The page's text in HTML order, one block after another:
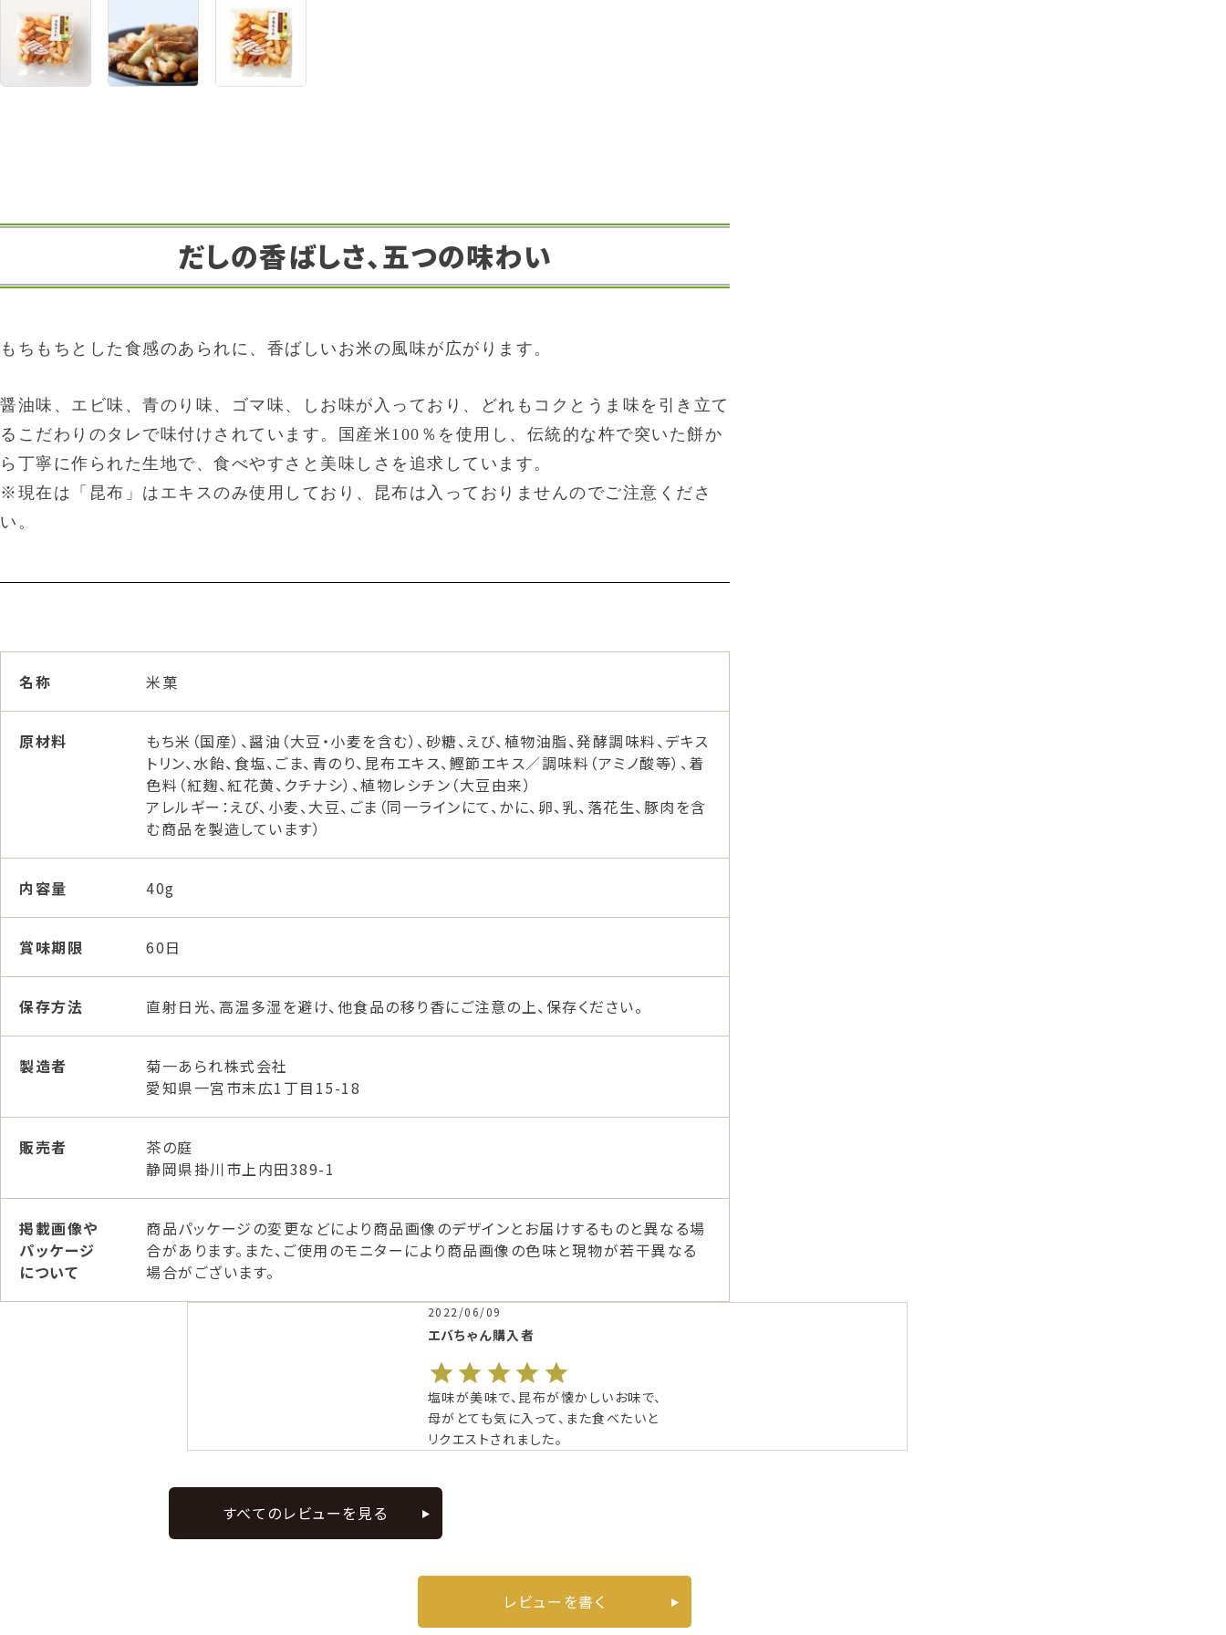
だしの香ばしさ、五つの味わい
もちもちとした食感のあられに、香ばしいお米の風味が広がります。
醤油味、エビ味、青のり味、ゴマ味、しお味が入っており、どれもコクとうま味を引き立て
るこだわりのタレで味付けされています。国産米100％を使用し、伝統的な杵で突いた餅か
ら丁寧に作られた生地で、食べやすさと美味しさを追求しています。
※現在は「昆布」はエキスのみ使用しており、昆布は入っておりませんのでご注意くださ
い。
名称 米菓
原材料
もち米（国産）、醤油（大豆・小麦を含む）、砂糖、えび、植物油脂、発酵調味料、デキス
トリン、水飴、食塩、ごま、青のり、昆布エキス、鰹節エキス／調味料（アミノ酸等）、着
色料（紅麹、紅花黄、クチナシ）、植物レシチン（大豆由来）
アレルギー：えび、小麦、大豆、ごま（同一ラインにて、かに、卵、乳、落花生、豚肉を含
む商品を製造しています）
内容量 40g
賞味期限 60日
保存方法 直射日光、高温多湿を避け、他食品の移り香にご注意の上、保存ください。
製造者
菊一あられ株式会社
愛知県一宮市末広1丁目15-18
販売者
茶の庭
静岡県掛川市上内田389-1
掲載画像や
パッケージ
について
商品パッケージの変更などにより商品画像のデザインとお届けするものと異なる場
合があります。また、ご使用のモニターにより商品画像の色味と現物が若干異なる
場合がございます。
エバちゃん購入者
2022/06/09
塩味が美味で、昆布が懐かしいお味で、
母がとても気に入って、また食べたいと
リクエストされました。
すべてのレビューを見る
レビューを書く